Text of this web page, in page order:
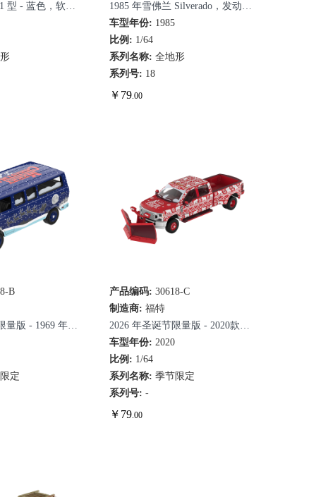
型 - 蓝色，软顶
1985 年雪佛兰 Silverado，发动机
损坏 - 红色迷彩
车型年份: 1985
比例: 1/64
系列名称: 全地形
系列号: 18
￥ 79.00
查看
B
量版 - 1969 年福
定
快速查看
产品编码: 30618-C
制造商: 福特
2026 年圣诞节限量版 - 2020款福
特F-450双轮驱动皮卡
车型年份: 2020
比例: 1/64
系列名称: 季节限定
系列号: -
￥ 79.00